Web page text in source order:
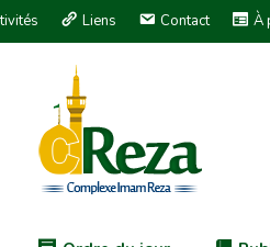
Liens Contact À